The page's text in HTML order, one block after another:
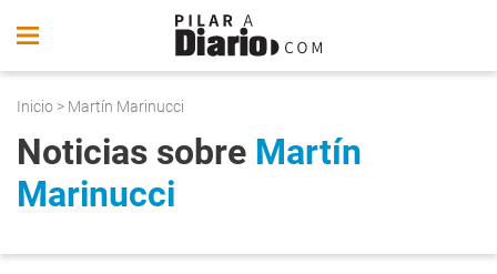
Inicio > Martín Marinucci
Noticias sobre Martín
Marinucci